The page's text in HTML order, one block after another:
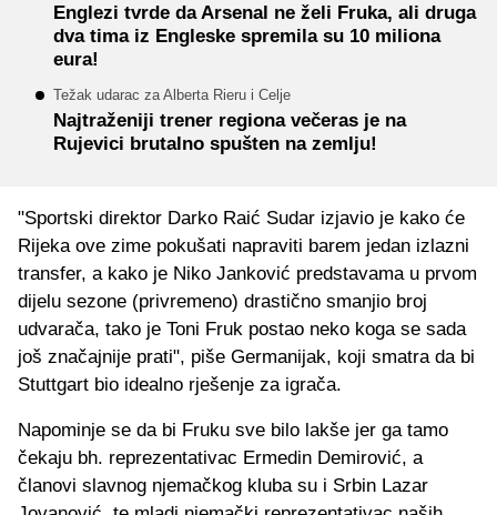
Englezi tvrde da Arsenal ne želi Fruka, ali druga
dva tima iz Engleske spremila su 10 miliona
eura!
Težak udarac za Alberta Rieru i Celje
Najtraženiji trener regiona večeras je na
Rujevici brutalno spušten na zemlju!
"Sportski direktor Darko Raić Sudar izjavio je kako će
Rijeka ove zime pokušati napraviti barem jedan izlazni
transfer, a kako je Niko Janković predstavama u prvom
dijelu sezone (privremeno) drastično smanjio broj
udvarača, tako je Toni Fruk postao neko koga se sada
još značajnije prati", piše Germanijak, koji smatra da bi
Stuttgart bio idealno rješenje za igrača.
Napominje se da bi Fruku sve bilo lakše jer ga tamo
čekaju bh. reprezentativac Ermedin Demirović, a
članovi slavnog njemačkog kluba su i Srbin Lazar